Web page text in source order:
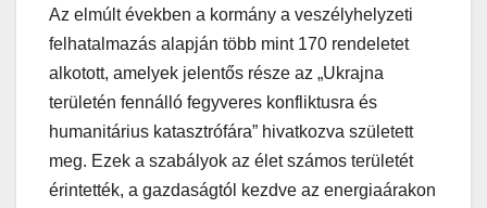
Az elmúlt években a kormány a veszélyhelyzeti
felhatalmazás alapján több mint 170 rendeletet
alkotott, amelyek jelentős része az „Ukrajna
területén fennálló fegyveres konfliktusra és
humanitárius katasztrófára” hivatkozva született
meg. Ezek a szabályok az élet számos területét
érintették, a gazdaságtól kezdve az energiaárakon